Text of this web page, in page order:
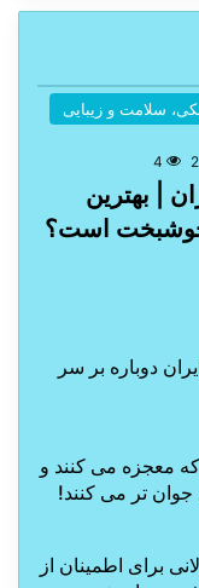
سلامت و زیبایی
2
4
| بهترین
خوشبخت است؟
دوباره بر سر
که معجزه می کنند و
تر می کنند!
برای اطمینان از